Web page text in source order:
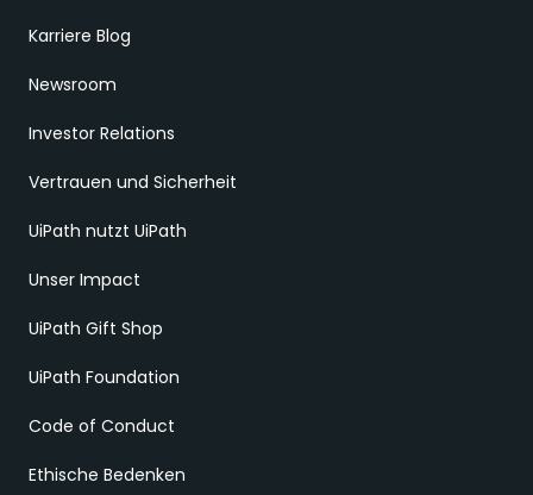
Karriere Blog
Newsroom
Investor Relations
Vertrauen und Sicherheit
UiPath nutzt UiPath
Unser Impact
UiPath Gift Shop
UiPath Foundation
Code of Conduct
Ethische Bedenken